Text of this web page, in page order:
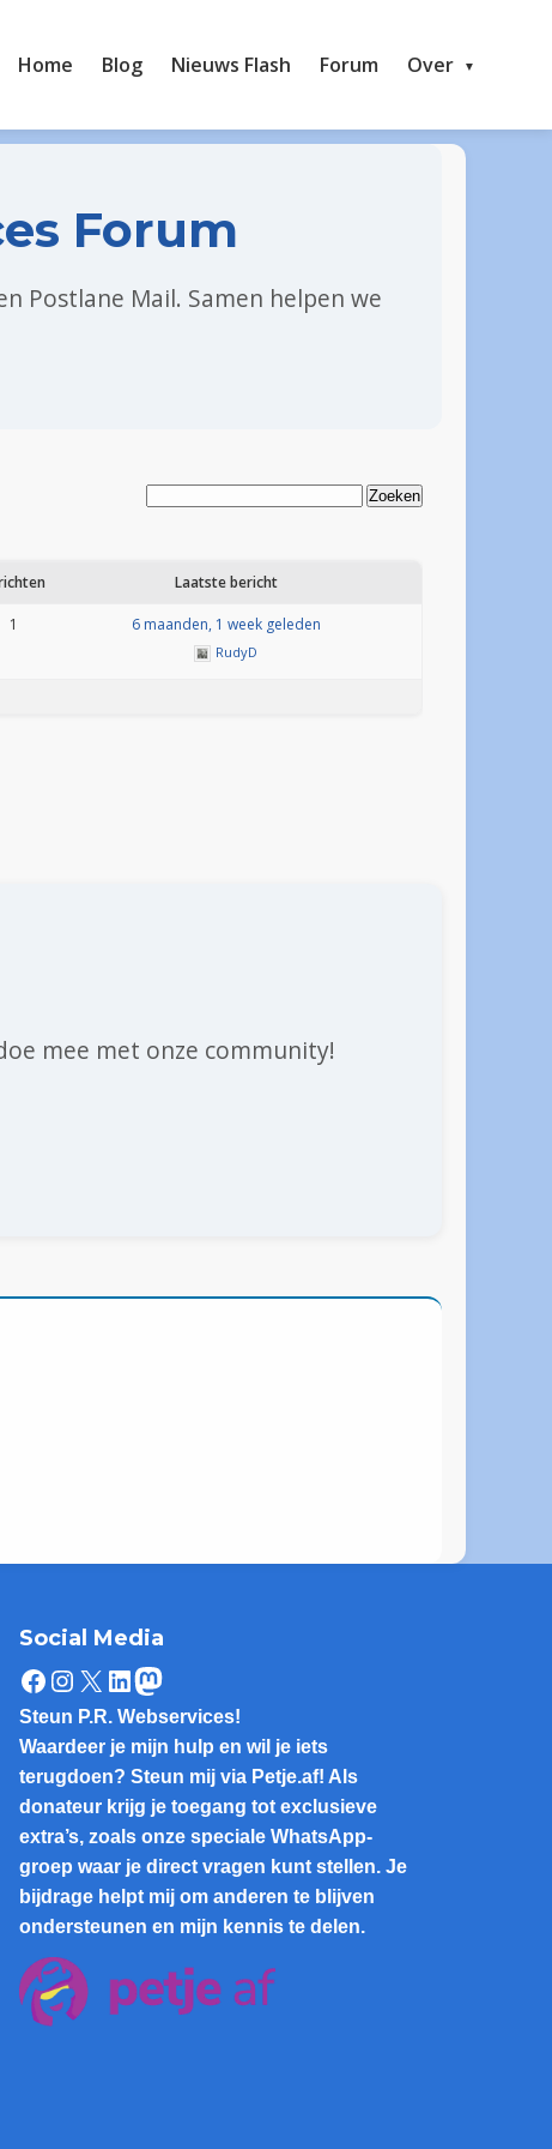
Home Blog Nieuws Flash Forum Over
Forum
Postlane Mail. Samen helpen we
Laatste bericht
1 6 maanden, 1 week geleden
RudyD
mee met onze community!
Social Media
Facebook
Instagram
X LinkedIn
Mastodon
Steun P.R. Webservices!
Waardeer je mijn hulp en wil je iets
terugdoen? Steun mij via Petje.af! Als
donateur krijg je toegang tot exclusieve
extra’s, zoals onze speciale WhatsApp-
groep waar je direct vragen kunt stellen. Je
bijdrage helpt mij om anderen te blijven
ondersteunen en mijn kennis te delen.